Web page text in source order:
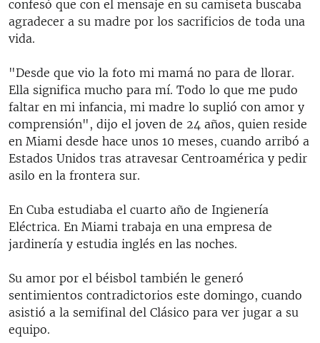
confesó que con el mensaje en su camiseta buscaba
agradecer a su madre por los sacrificios de toda una
vida.
"Desde que vio la foto mi mamá no para de llorar.
Ella significa mucho para mí. Todo lo que me pudo
faltar en mi infancia, mi madre lo suplió con amor y
comprensión", dijo el joven de 24 años, quien reside
en Miami desde hace unos 10 meses, cuando arribó a
Estados Unidos tras atravesar Centroamérica y pedir
asilo en la frontera sur.
En Cuba estudiaba el cuarto año de Ingienería
Eléctrica. En Miami trabaja en una empresa de
jardinería y estudia inglés en las noches.
Su amor por el béisbol también le generó
sentimientos contradictorios este domingo, cuando
asistió a la semifinal del Clásico para ver jugar a su
equipo.